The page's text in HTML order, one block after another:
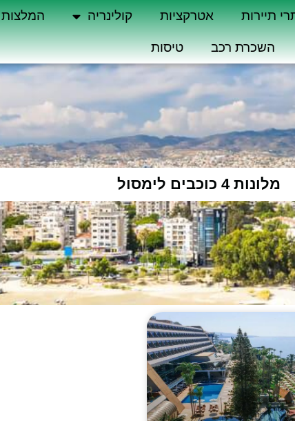
תיירות אטרקציות קולינריה המלצות
השכרת רכב טיסות
מלונות 4 כוכבים לימסול